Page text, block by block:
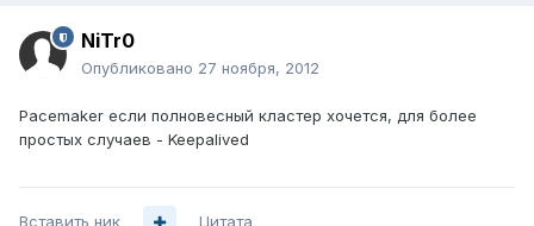
NiTr0
Опубликовано 27 ноября, 2012
Pacemaker если полновеcный кластер хочется, для более
простых случаев - Keepalived
Вставить ник Цитата